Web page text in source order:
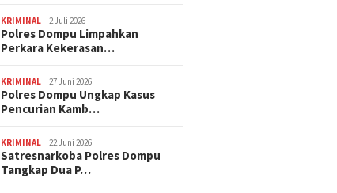
KRIMINAL 2 Juli 2026
Polres Dompu Limpahkan
Perkara Kekerasan…
KRIMINAL 27 Juni 2026
Polres Dompu Ungkap Kasus
Pencurian Kamb…
KRIMINAL 22 Juni 2026
Satresnarkoba Polres Dompu
Tangkap Dua P…